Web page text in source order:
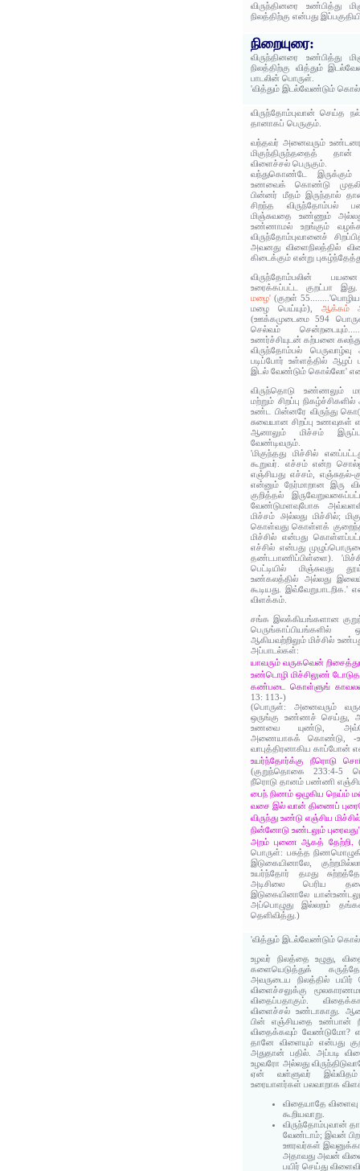
விருந்தினரை
நிலத்திற்கு என்பது
நிறையுரை:
விருந்தினரை
நிலத்திற்கு வித்தும்
பாடலின் பொருள்.
'வித்தும் இடல்வேண்டும்
விருந்தோம்புவான் செய்த
தானாகப் பெருகும்.
வந்தவர் அனைவரும்
மிகுந்திருந்ததைத்
விளைச்சல் பெருகும்.
வந்துகொண்டே இருக்கும்
உணவைக் கொண்டு
பின்னர் மீதம் இருந்தால்
சிறந்த விருந்தோம்பல்
மிஞ்சுவதை உண்ணும்
உண்ணாமல் உறங்கும்
விருந்தோம்புவானைச்
அவனது விளைநிலத்தில்
கிடைக்கும் என்று
விருந்தோம்பலின்
உரைக்கப்பட்ட குறட்பா
மழை'(குறள்
மழை பெய்யும்), ஆக்கம்
(ஊக்கமுடைமை 594
செல்வம்
உணர்ச்சியுடன் கற்பனை கலந்து
விருந்தோம்பல்
படிப்போர் உள்ளத்தில் ஆழப்
இடல் வேண்டும் கொல்லோ' என
விருந்தொடு உண்ணலும்
மற்றும் சிறப்பு
உண்ட பின்னரே விருந்து
சுவையான சிறப்பு உணவுகள்
ஆனாலும் மிச்சம்
வேண்டிவரும்.
'மிகுந்தது மிச்சில்
கூறுவர்‌. எச்சம் என்ற
எஞ்சியது எச்சம்‌, எஞ்சுதல்‌-
என்னும்‌ நேர்மாறான இரு
குறித்தல்‌
வேண்டுமளவுபோக
மிச்சம்‌ ௮ல்லது மிச்சில்;
கொள்‌வது கொள்ளக்‌
மிச்சில்‌ என்பது
எச்சில்‌ என்பது
தண்டபாணிப்பிள்ளை).
பெட்டியில் மிஞ்சுவது
உண்கலத்தில் அல்லது
கூடியது.
விளக்கம்.
சங்க இலக்கியங்களான
ஆகியவற்றிலும் மிச்சில்
அப்பாடல்கள்:
யாவரும் வருகவென்
உண்டொழி மிச்சிலுண்
கண்படை கொள்ளுங்
13: 113-)
(பொருள்: அனைவரும்
ஒருங்கு உண்ணச் செய்து,
உணவை யுண்டு,
அணையாகக் கொண்டு, -
வாபுத்திரனாகிய காப்போன்
உயர்ந்தோர்க்கு நீரொடு
(குறுந்தொகை 233:4-5
நீரொடு தானம் பண்ணி
பைந் நிணம் ஒழுகிய நெய்ம்
வசை இல் வான் திணைப்
விருந்து உண்டு எஞ்சிய
நின்னோடு உண்டலும்
அறம் புணை ஆகத் தேற்றி,
பொருள்: பசுத்த
இடுகையினாலே,
உயர்ந்தோர் தமது
அடிசிலை பெரிய
இடுகையினாலே
அப்பொழுது இல்லறம்
தெளிவித்து.)
'வித்தும் இடல்வேண்டும்
உழவர் நிலத்தை உழுது,
களையெடுத்துக்
அவருடைய நிலத்தில்
விளைச்சலுக்கு
விதைப்பதாகும்.
விளைச்சல் உண்டாகாது.
பின் எஞ்சியதை உண்பான்
விதைக்கவும் வேண்டுமோ?
தானே விளையும் என்பது
அதுதான் பதில். அப்படி
உழவரோ அல்லது
ஏன் வள்ளுவர் இவ்விதம்
உரையாளர்கள் பலவாறாக
விதையாதே விளைவு
கூறியவாறு.
விருந்தோம்புவான்
வேண்டாம்; இவன்
ஊரவர்கள்
அதாவது அவன்
பயிர் செய்து